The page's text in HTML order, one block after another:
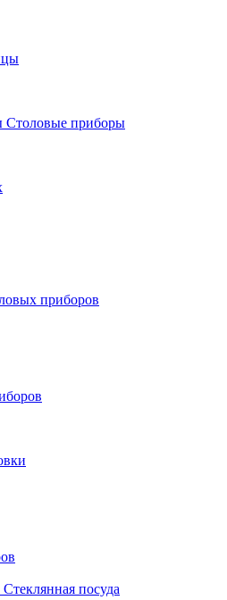
Cтоловые приборы
приборов
Стеклянная посуда